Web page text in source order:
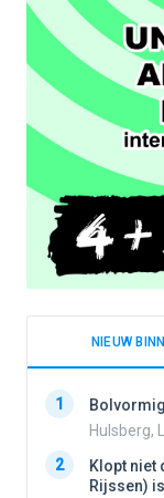
NIEUW
1
Hulsberg,
2
Klopt niet
Rijssen)